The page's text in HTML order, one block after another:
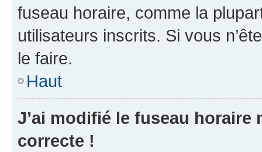
fuseau horaire, comme la
utilisateurs inscrits. Si vous
le faire.
Haut
J’ai modifié le fuseau horaire
correcte !